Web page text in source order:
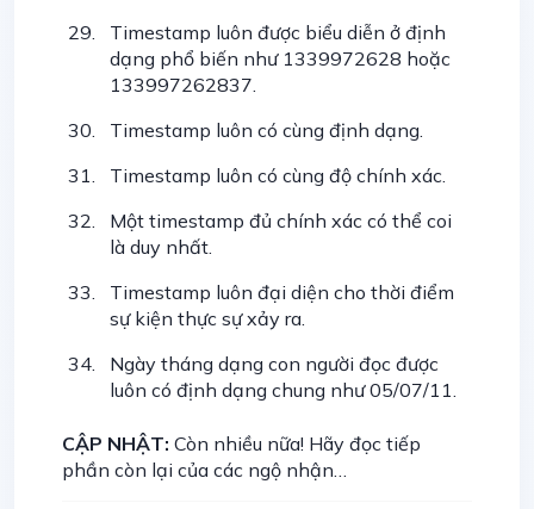
Timestamp luôn được biểu diễn ở định
dạng phổ biến như 1339972628 hoặc
133997262837.
Timestamp luôn có cùng định dạng.
Timestamp luôn có cùng độ chính xác.
Một timestamp đủ chính xác có thể coi
là duy nhất.
Timestamp luôn đại diện cho thời điểm
sự kiện thực sự xảy ra.
Ngày tháng dạng con người đọc được
luôn có định dạng chung như 05/07/11.
CẬP NHẬT: Còn nhiều nữa! Hãy đọc tiếp
phần còn lại của các ngộ nhận…